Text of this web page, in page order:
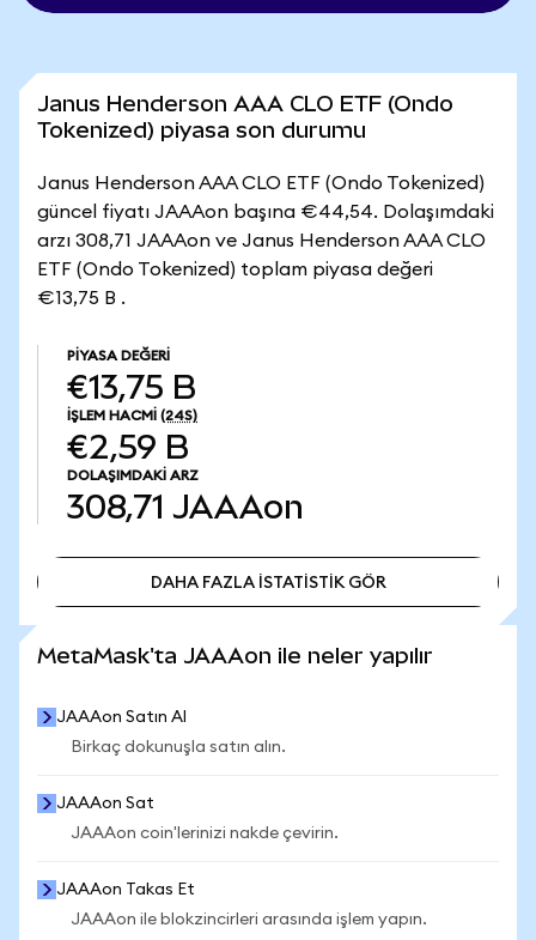
Janus Henderson AAA CLO ETF (Ondo
Tokenized) piyasa son durumu
Janus Henderson AAA CLO ETF (Ondo Tokenized)
güncel fiyatı JAAAon başına €44,54. Dolaşımdaki
arzı 308,71 JAAAon ve Janus Henderson AAA CLO
ETF (Ondo Tokenized) toplam piyasa değeri
€13,75 B .
PIYASA DEĞERI
€13,75 B
İŞLEM HACMI (24S)
€2,59 B
DOLAŞIMDAKI ARZ
308,71 JAAAon
DAHA FAZLA İSTATİSTİK GÖR
MetaMask'ta JAAAon ile neler yapılır
JAAAon Satın Al
Birkaç dokunuşla satın alın.
JAAAon Sat
JAAAon coin'lerinizi nakde çevirin.
JAAAon Takas Et
JAAAon ile blokzincirleri arasında işlem yapın.